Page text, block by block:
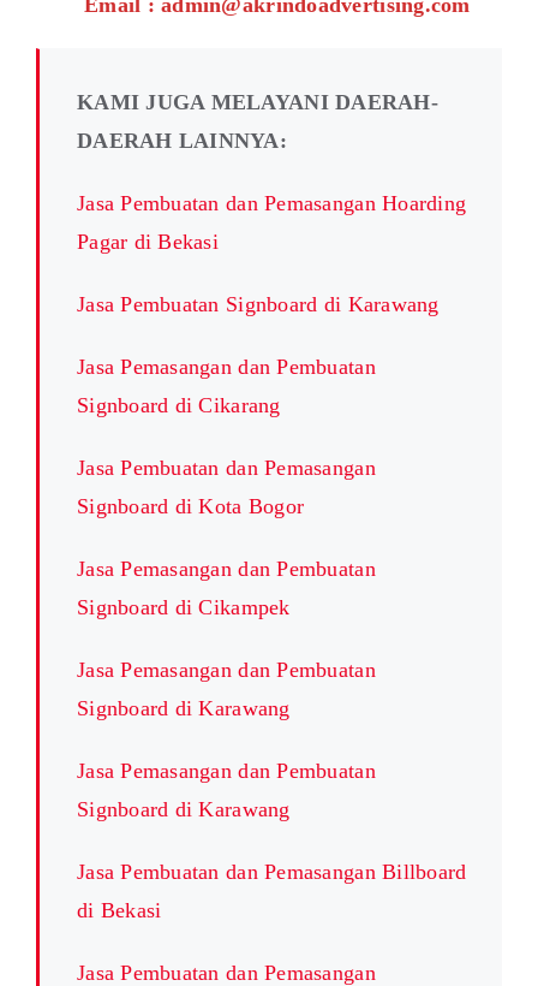
KAMI JUGA MELAYANI DAERAH-
DAERAH LAINNYA:
Jasa Pembuatan dan Pemasangan Hoarding
Pagar di Bekasi
Jasa Pembuatan Signboard di Karawang
Jasa Pemasangan dan Pembuatan
Signboard di Cikarang
Jasa Pembuatan dan Pemasangan
Signboard di Kota Bogor
Jasa Pemasangan dan Pembuatan
Signboard di Cikampek
Jasa Pemasangan dan Pembuatan
Signboard di Karawang
Jasa Pemasangan dan Pembuatan
Signboard di Karawang
Jasa Pembuatan dan Pemasangan Billboard
di Bekasi
Jasa Pembuatan dan Pemasangan